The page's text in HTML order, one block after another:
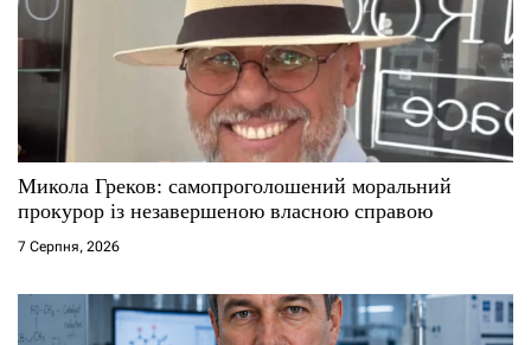
з
а
п
и
с
в
Микола Греков: самопроголошений моральний
прокурор із незавершеною власною справою
7 Серпня, 2026